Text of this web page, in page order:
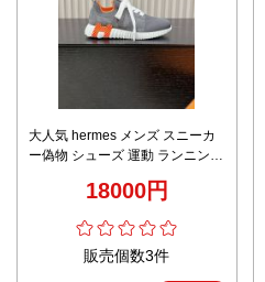
大人気 hermes メンズ スニーカ
ー偽物 シューズ 運動 ランニング
18000円
販売個数3件